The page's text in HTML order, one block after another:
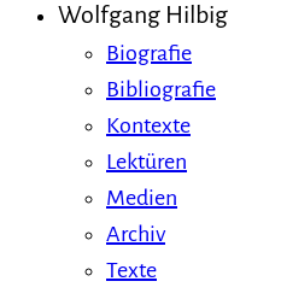
Wolfgang Hilbig
Biografie
Bibliografie
Kontexte
Lektüren
Medien
Archiv
Texte